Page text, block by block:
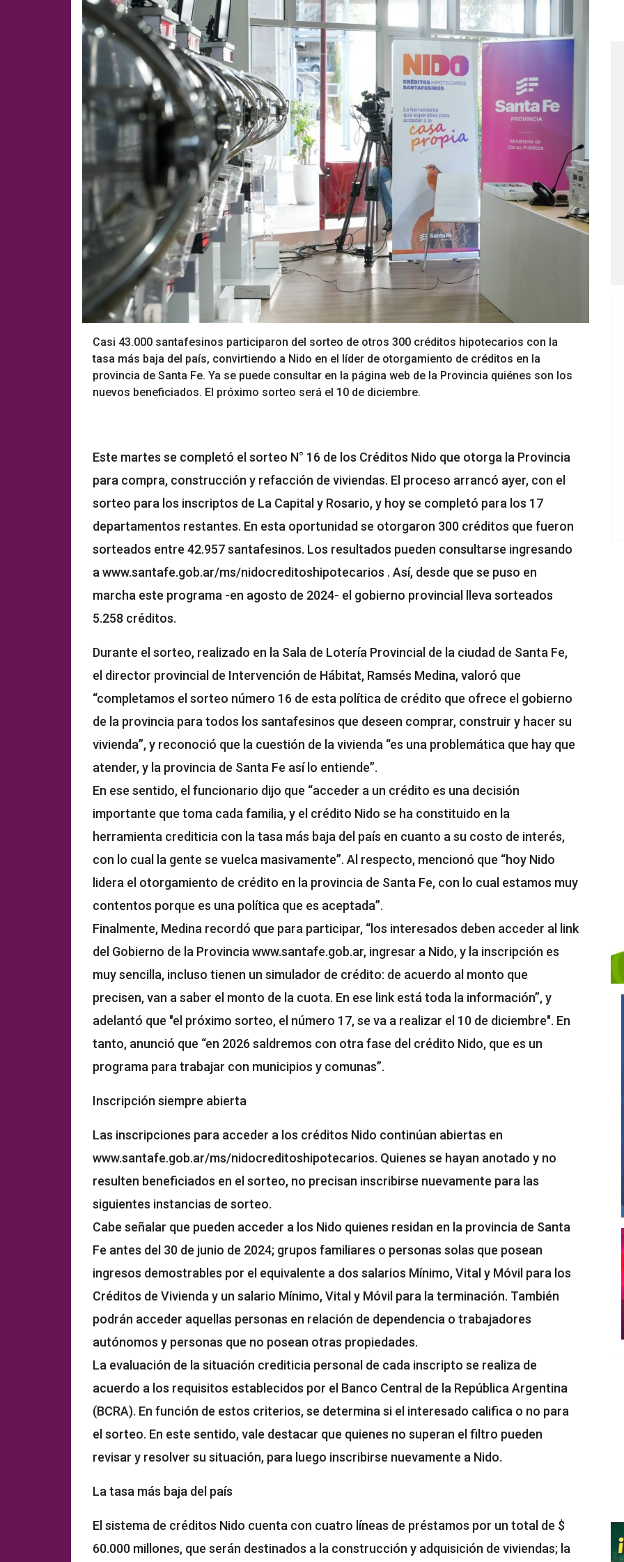
Casi 43.000 santafesinos participaron del sorteo de otros 300 créditos hipotecarios con la
tasa más baja del país, convirtiendo a Nido en el líder de otorgamiento de créditos en la
provincia de Santa Fe. Ya se puede consultar en la página web de la Provincia quiénes son los
nuevos beneficiados. El próximo sorteo será el 10 de diciembre.
Este martes se completó el sorteo N° 16 de los Créditos Nido que otorga la Provincia
para compra, construcción y refacción de viviendas. El proceso arrancó ayer, con el
sorteo para los inscriptos de La Capital y Rosario, y hoy se completó para los 17
departamentos restantes. En esta oportunidad se otorgaron 300 créditos que fueron
sorteados entre 42.957 santafesinos. Los resultados pueden consultarse ingresando
a www.santafe.gob.ar/ms/nidocreditoshipotecarios . Así, desde que se puso en
marcha este programa -en agosto de 2024- el gobierno provincial lleva sorteados
5.258 créditos.
Durante el sorteo, realizado en la Sala de Lotería Provincial de la ciudad de Santa Fe,
el director provincial de Intervención de Hábitat, Ramsés Medina, valoró que
“completamos el sorteo número 16 de esta política de crédito que ofrece el gobierno
de la provincia para todos los santafesinos que deseen comprar, construir y hacer su
vivienda”, y reconoció que la cuestión de la vivienda “es una problemática que hay que
atender, y la provincia de Santa Fe así lo entiende”.
En ese sentido, el funcionario dijo que “acceder a un crédito es una decisión
importante que toma cada familia, y el crédito Nido se ha constituido en la
herramienta crediticia con la tasa más baja del país en cuanto a su costo de interés,
con lo cual la gente se vuelca masivamente”. Al respecto, mencionó que “hoy Nido
lidera el otorgamiento de crédito en la provincia de Santa Fe, con lo cual estamos muy
contentos porque es una política que es aceptada”.
Finalmente, Medina recordó que para participar, “los interesados deben acceder al link
del Gobierno de la Provincia www.santafe.gob.ar, ingresar a Nido, y la inscripción es
muy sencilla, incluso tienen un simulador de crédito: de acuerdo al monto que
precisen, van a saber el monto de la cuota. En ese link está toda la información”, y
adelantó que "el próximo sorteo, el número 17, se va a realizar el 10 de diciembre". En
tanto, anunció que “en 2026 saldremos con otra fase del crédito Nido, que es un
programa para trabajar con municipios y comunas”.
Inscripción siempre abierta
Las inscripciones para acceder a los créditos Nido continúan abiertas en
www.santafe.gob.ar/ms/nidocreditoshipotecarios. Quienes se hayan anotado y no
resulten beneficiados en el sorteo, no precisan inscribirse nuevamente para las
siguientes instancias de sorteo.
Cabe señalar que pueden acceder a los Nido quienes residan en la provincia de Santa
Fe antes del 30 de junio de 2024; grupos familiares o personas solas que posean
ingresos demostrables por el equivalente a dos salarios Mínimo, Vital y Móvil para los
Créditos de Vivienda y un salario Mínimo, Vital y Móvil para la terminación. También
podrán acceder aquellas personas en relación de dependencia o trabajadores
autónomos y personas que no posean otras propiedades.
La evaluación de la situación crediticia personal de cada inscripto se realiza de
acuerdo a los requisitos establecidos por el Banco Central de la República Argentina
(BCRA). En función de estos criterios, se determina si el interesado califica o no para
el sorteo. En este sentido, vale destacar que quienes no superan el filtro pueden
revisar y resolver su situación, para luego inscribirse nuevamente a Nido.
La tasa más baja del país
El sistema de créditos Nido cuenta con cuatro líneas de préstamos por un total de $
60.000 millones, que serán destinados a la construcción y adquisición de viviendas; la